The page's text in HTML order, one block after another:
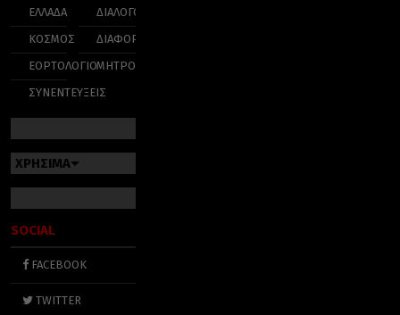
ΕΛΛΑΔΑ
ΚΟΣΜΟΣ
ΕΟΡΤΟΛΟΓΙΟ
ΣΥΝΕΝΤΕΥΞΕΙΣ
ΔΙΑΛΟΓΟΣ
ΔΙΑΦΟΡΑ
ΜΗΤΡΟΠΟΛΕΙΣ
ΧΡΗΣΙΜΑ
SOCIAL
FACEBOOK
TWITTER